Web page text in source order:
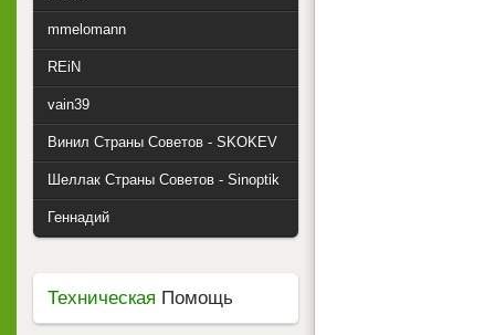
mmelomann
REiN
vain39
Винил Страны Советов - SKOKEV
Шеллак Страны Советов - Sinoptik
Геннадий
Техническая Помощь